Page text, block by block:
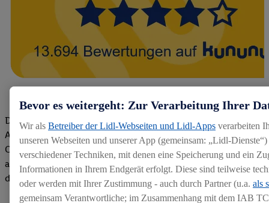
Die Bewertungen von aktuellen und ehemaligen Mitarbeitern,
Azubis und externen Bewerbern haben uns zu einer Top
Company gemacht. Wir freuen uns über unseren guten Score
auf dem Arbeitgeber-Bewertungsportal kununu.Hier geht's zu
den Bewertungen
Bevor es weitergeht: Zur Verarbeitung Ihrer
Wir als Betreiber der Lidl-Webseiten und Lidl-Apps verarbeiten
unseren Webseiten und unserer App (gemeinsam: „Lidl-
verschiedener Techniken, mit denen eine Speicherung und ein
Informationen in Ihrem Endgerät erfolgt. Diese sind teilweise
oder werden mit Ihrer Zustimmung - auch durch Partner (u.a. als
gemeinsam Verantwortliche; im Zusammenhang mit dem IAB